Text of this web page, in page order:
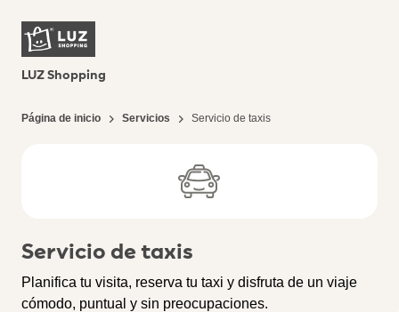
LUZ Shopping
Página de inicio Servicios Servicio de taxis
Servicio de taxis
Planifica tu visita, reserva tu taxi y disfruta de un viaje
cómodo, puntual y sin preocupaciones.